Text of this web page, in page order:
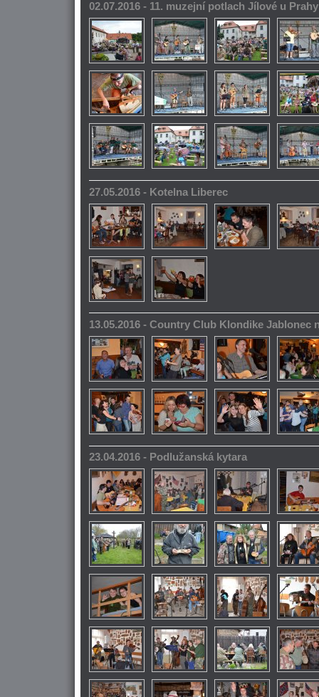
02.07.2016 - 11. muzejní potlach Jílové u Prahy
27.05.2016 - Kotelna Liberec
13.05.2016 - Country Club Klondike Jablonec
23.04.2016 - Podlužanská kytara